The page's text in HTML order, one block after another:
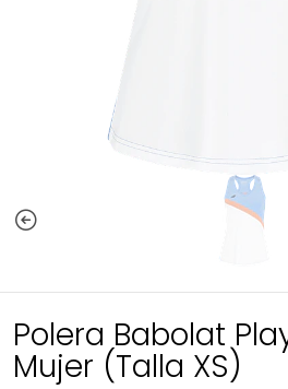
Polera Babolat
Mujer (Talla XS)